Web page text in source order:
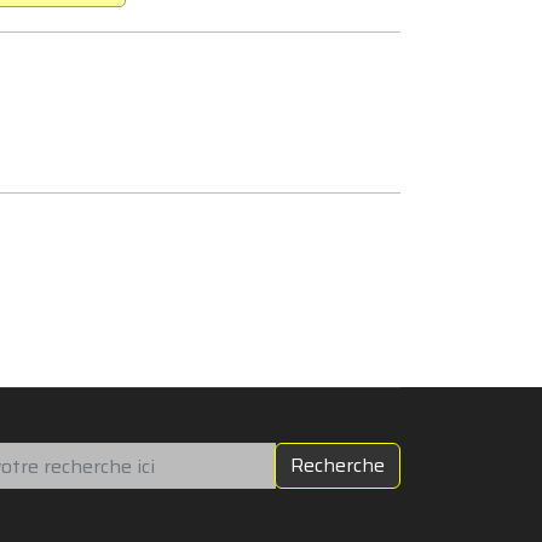
Recherche